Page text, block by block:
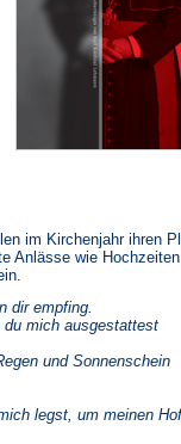
im Kirchenjahr ihren
Anlässe wie
dir empfing.
du mich ausgestattest
und Sonnenschein
legst, um meinen Hof